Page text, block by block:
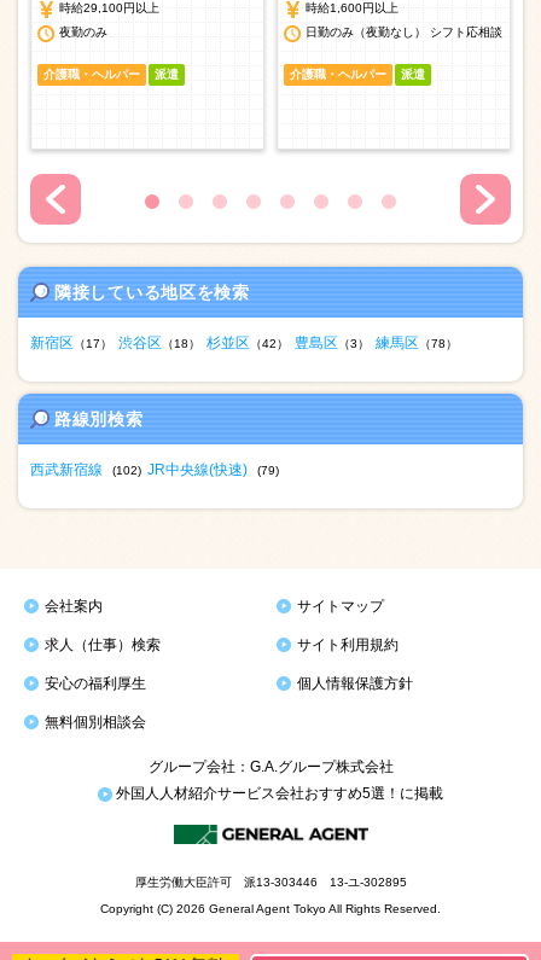
時給29,100円以上
夜勤のみ
介護職・ヘルパー 派遣
時給1,600円以上
日勤のみ（夜勤なし） シフト応相談
介護職・ヘルパー 派遣
隣接している地区を検索
新宿区 （17） 渋谷区 （18） 杉並区 （42） 豊島区 （3） 練馬区 （78）
路線別検索
西武新宿線 (102) JR中央線(快速) (79)
会社案内 サイトマップ
求人（仕事）検索 サイト利用規約
安心の福利厚生 個人情報保護方針
無料個別相談会
グループ会社：G.A.グループ株式会社
外国人人材紹介サービス会社おすすめ5選！に掲載
厚生労働大臣許可 派13-303446 13-ユ-302895
Copyright (C) 2026 General Agent Tokyo All Rights Reserved.